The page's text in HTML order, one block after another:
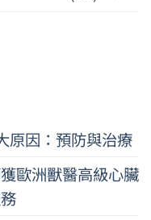
原因：預防與治療
歐洲獸醫高級心臟